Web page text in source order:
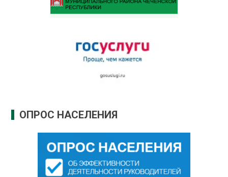
ОПРОС НАСЕЛЕНИЯ